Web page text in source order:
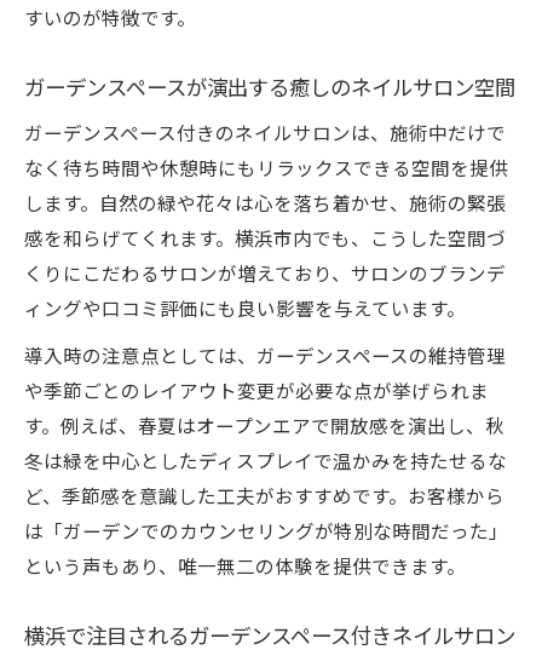
横浜市で選ばれるネイルサロンの広さ事情
ガーデンスペース活用法とサロン作りのコツ
ガーデンスペースを活かしたネイルサロン
空間作り
ネイルサロン運営に役立つガーデンスペー
スの使い方
シェアサロンで広がるガーデンスペースの
価値
ガーデンスペース付きネイルサロンの差別
化戦略
快適なネイルサロン作りを支える空間構成
術
フリーランス向け横浜ネイルサロン開業ガイド
フリーランスが選ぶ横浜ネイルサロン開業
ネイルサロン開業時に重視すべきシェアサ
すいのが特徴です。
ガーデンスペースが演出する癒しのネイルサロン空間
ガーデンスペース付きのネイルサロンは、施術中だけで
なく待ち時間や休憩時にもリラックスできる空間を提供
します。自然の緑や花々は心を落ち着かせ、施術の緊張
感を和らげてくれます。横浜市内でも、こうした空間づ
くりにこだわるサロンが増えており、サロンのブランデ
ィングや口コミ評価にも良い影響を与えています。
導入時の注意点としては、ガーデンスペースの維持管理
や季節ごとのレイアウト変更が必要な点が挙げられま
す。例えば、春夏はオープンエアで開放感を演出し、秋
冬は緑を中心としたディスプレイで温かみを持たせるな
ど、季節感を意識した工夫がおすすめです。お客様から
は「ガーデンでのカウンセリングが特別な時間だった」
という声もあり、唯一無二の体験を提供できます。
横浜で注目されるガーデンスペース付きネイルサロン